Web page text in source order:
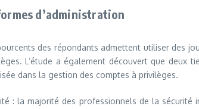
d’administration
des répondants admettent utiliser des
L’étude a également découvert que deux
dans la gestion des comptes à privilèges.
: la majorité des professionnels de la